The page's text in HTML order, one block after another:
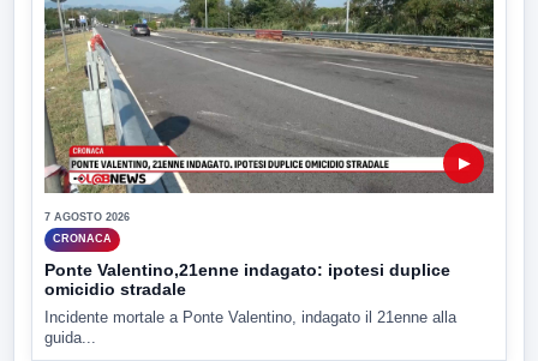
▶
7 AGOSTO 2026
CRONACA
Ponte Valentino,21enne indagato: ipotesi duplice
omicidio stradale
Incidente mortale a Ponte Valentino, indagato il 21enne alla
guida...